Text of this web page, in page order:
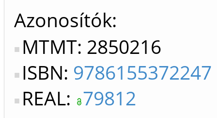
Azonosítók
MTMT: 2850216
ISBN: 9786155372247
REAL: 79812